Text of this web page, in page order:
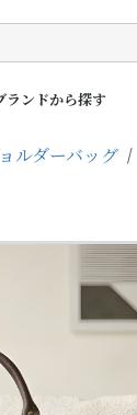
ランドから探す
ルダーバッグ /